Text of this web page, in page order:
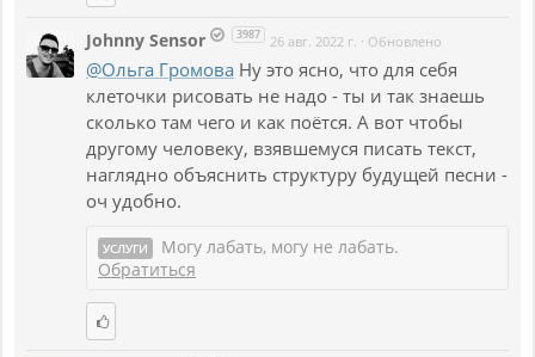
Johnny Sensor 3987 26 авг. 2022 г. · Обновлено
@Ольга Громова Ну это ясно, что для себя
клеточки рисовать не надо - ты и так знаешь
сколько там чего и как поётся. А вот чтобы
другому человеку, взявшемуся писать текст,
наглядно объяснить структуру будущей песни -
оч удобно.
УСЛУГИ
Могу лабать, могу не лабать.
Обратиться